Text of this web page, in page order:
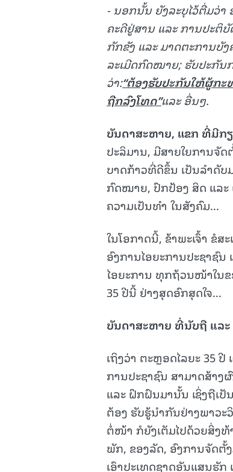
-ນອກນັ້ນ ຍັງລະບຸໄວ້ຕື່ມວ່າ
ຄະດີຢູ່ສານ ແລະ ການປະຕິ
ກັກຂັງ ແລະ ມາດຕະການບັ
ລະເມີດກົດໝາຍ;ຮັບປະກັນ
ວ່າ:“ຕ້ອງຮັບປະກັນໃຫ້ຜູ້ກ
ຖືກລົງໂທດ”ແລະ ອື່ນໆ.
ບັນດາສະຫາຍ, ແຂກ ທີ່ມີກ
ປະລິມານ, ມີສາຍໃຍການຈັ
ບາດກ້າວທີ່ດີຂຶ້ນ ເປັນລຳດັບ
ກົດໝາຍ, ປົກປ້ອງ ສິດ ແລະ
ຄວາມເປັນທໍາ ໃນສັງຄົມ...
ໃນໂອກາດນີ້, ຂ້າພະເຈົ້າ ຂໍ
ອົງການໄອຍະການປະຊາຊົ
ໄອຍະການ ທຸກຖ້ວນໜ້າໃນຂ
35 ປີນີ້ ຢ່າງສຸດອົກສຸດໃຈ...
ບັນດາສະຫາຍ ທີ່ນັບຖື ແລ
ເຖິງວ່າ ຕະຫຼອດໄລຍະ 35
ການປະຊາຊົນ ສາມາດສ້າງ
ແລະ ຝຶກຝົນມານັ້ນ ເຊິ່ງຖືເ
ຕ້ອງ ຮັບຮູ້ນຳກັນຢ່າງພາວະ
ຕໍ່ໜ້າ ກໍຍັງເຕັມໄປດ້ວຍສິ່ງ
ພັກ, ຂອງລັດ, ອົງການຈັດຕັ້
ເອົາປະເທດຊາດອັນແສນຮັ